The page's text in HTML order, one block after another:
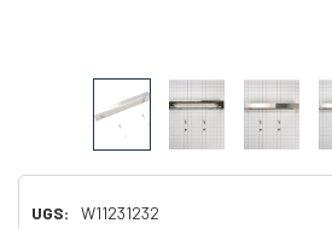
UGS: W11231232